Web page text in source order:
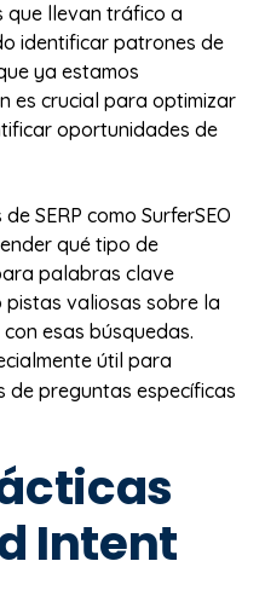
que llevan tráfico a
identificar patrones de
ya estamos
es crucial para optimizar
oportunidades de
SERP como SurferSEO
qué tipo de
palabras clave
valiosas sobre la
esas búsquedas.
útil para
de preguntas específicas
Intent